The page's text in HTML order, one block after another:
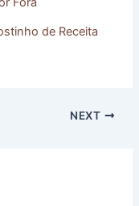
de Receita
NEXT